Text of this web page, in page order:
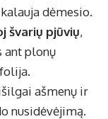
dėmesio.
švarių pjūvių,
ant plonų
ašmenų ir
nusidėvėjimą.